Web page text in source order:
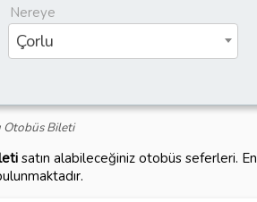
Nereye
Çorlu
Otobüs Bileti
satın alabileceğiniz otobüs seferleri.